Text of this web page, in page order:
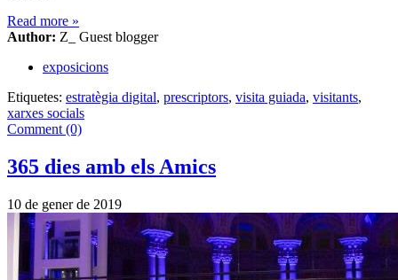
Read more »
Author: Z_ Guest blogger
exposicions
Etiquetes: estratègia digital, prescriptors, visita guiada, visitants,
xarxes socials
Comment (0)
365 dies amb els Amics
10 de gener de 2019